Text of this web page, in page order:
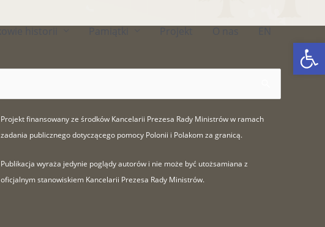
Projekt finansowany ze środków Kancelarii Prezesa Rady Ministrów w ramach
zadania publicznego dotyczącego pomocy Polonii i Polakom za granicą.
Publikacja wyraża jedynie poglądy autorów i nie może być utożsamiana z
oficjalnym stanowiskiem Kancelarii Prezesa Rady Ministrów.